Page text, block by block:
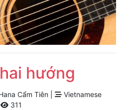
hướng
Cẩm Tiên |
Vietnamese
311